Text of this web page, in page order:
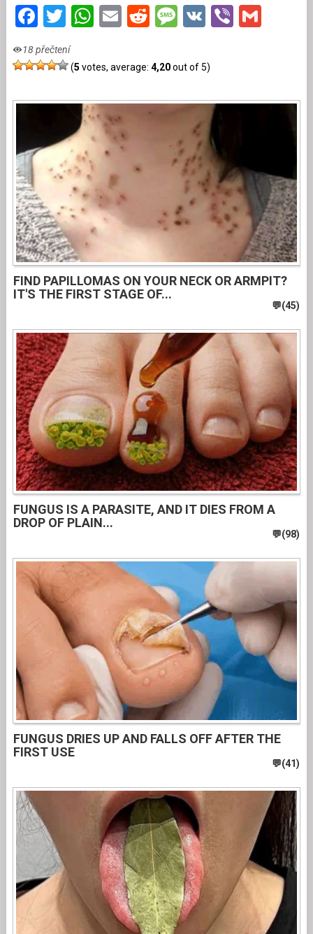
Facebook
Twitter
WhatsApp
EmailRedditMessage
VKViber
18 přečtení
(5 votes, average: 4,20out of 5)
FIND PAPILLOMAS ON YOUR NECK OR ARMPIT?
IT'S THE FIRST STAGE OF...
FUNGUS IS A PARASITE, AND IT DIES FROM A
DROP OF PLAIN...
FUNGUS DRIES UP AND FALLS OFF AFTER THE
FIRST USE